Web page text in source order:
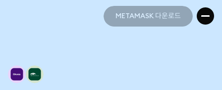
METAMASK 다운로드